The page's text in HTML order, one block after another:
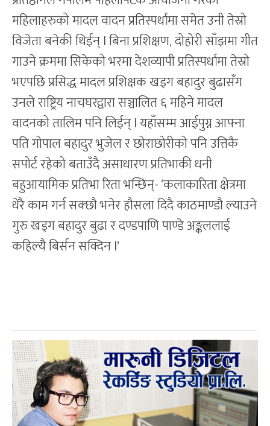
महिलाहरुको मादल वादन प्रतिस्पर्धामा समेत उनी तेस्रो
विजेता बनेकी थिईन् l बिना प्रशिक्षण, दोहोरी साँझमा गीत
गाउने क्रममा सिकेको भरमा देशव्यापी प्रतिस्पर्धामा तेस्रो
भएपछि प्रसिद्ध मादल प्रशिक्षक खड्ग बहादुर बुढासँग
उनले राष्ट्रिय नाचघरद्वारा सञ्चालित ६ महिने मादल
वादनको तालिम पनि लिईन् l यहाँसम्म आईपुग्न आफ्ना
पति गोपाल बहादुर भुजेल र छोराछोरीको पनि उत्तिकै
सपोर्ट रहेको बताउँदै असाधारण प्रतिभाकी धनी
बहुआयामिक प्रतिभा रिता भन्छिन्- ‘कलाकारिता क्षेत्रमा
धेरै काम गर्न सक्छौ भनेर हौसला दिंदै काठमाण्डौ ल्याउने
गुरु खड्ग बहादुर बुढा र दण्डपाणि पाण्डे अङ्कललाई
कहिल्यै बिर्सन सक्दिन l’